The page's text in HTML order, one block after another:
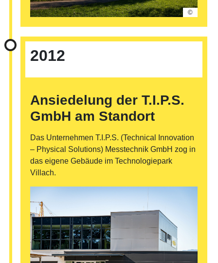
©
2012
Ansiedelung der T.I.P.S.
GmbH am Standort
Das Unternehmen T.I.P.S. (Technical Innovation
– Physical Solutions) Messtechnik GmbH zog in
das eigene Gebäude im Technologiepark
Villach.